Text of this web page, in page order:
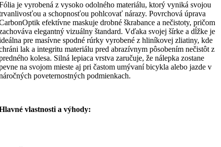
je vyrobená z vysoko odolného materiálu, ktorý vyniká svojou
a schopnosťou pohlcovať nárazy. Povrchová úprava
efektívne maskuje drobné škrabance a nečistoty, pričom
elegantný vizuálny štandard. Vďaka svojej šírke a dĺžke je
pre masívne spodné rúrky vyrobené z hliníkovej zliatiny, kde
lak a integritu materiálu pred abrazívnym pôsobením nečistôt z
kolesa. Silná lepiaca vrstva zaručuje, že nálepka zostane
na svojom mieste aj pri častom umývaní bicykla alebo jazde v
poveternostných podmienkach.
vlastnosti a výhody: